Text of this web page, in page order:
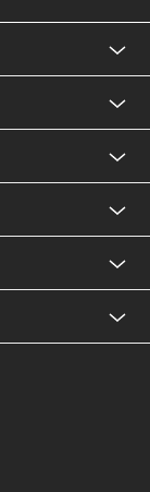
าต่างประเทศ
มูลดิจิทัลระหว่าง
บกรมสรรพากร